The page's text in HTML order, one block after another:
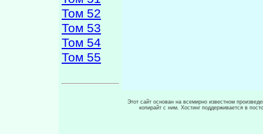
Том 52
Том 53
Том 54
Том 55
Этот сайт основан на всемирно известном
копирайт с ним. Хостинг поддерживается в